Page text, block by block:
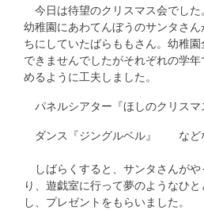
今日は待望のクリスマス会でした
幼稚園にあわてんぼうのサンタさ
ちにしていたばらももさん。幼稚
できませんでしたがそれぞれの学
めるように工夫しました。
パネルシアター『ほしのクリス
ダンス『ジングルベル』 など
しばらくすると、サンタさんがや
り、遊戯室に行って夢のようなひ
し、プレゼントをもらいました。